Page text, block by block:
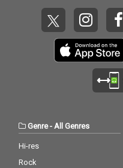
Genre-All Genres
Hi-res
Rock